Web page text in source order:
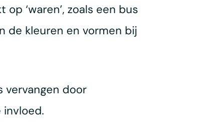
‘waren’, zoals een bus
de kleuren en vormen bij
vervangen door
invloed.